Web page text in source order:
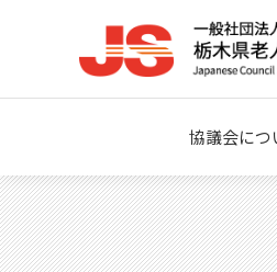
協議会につ